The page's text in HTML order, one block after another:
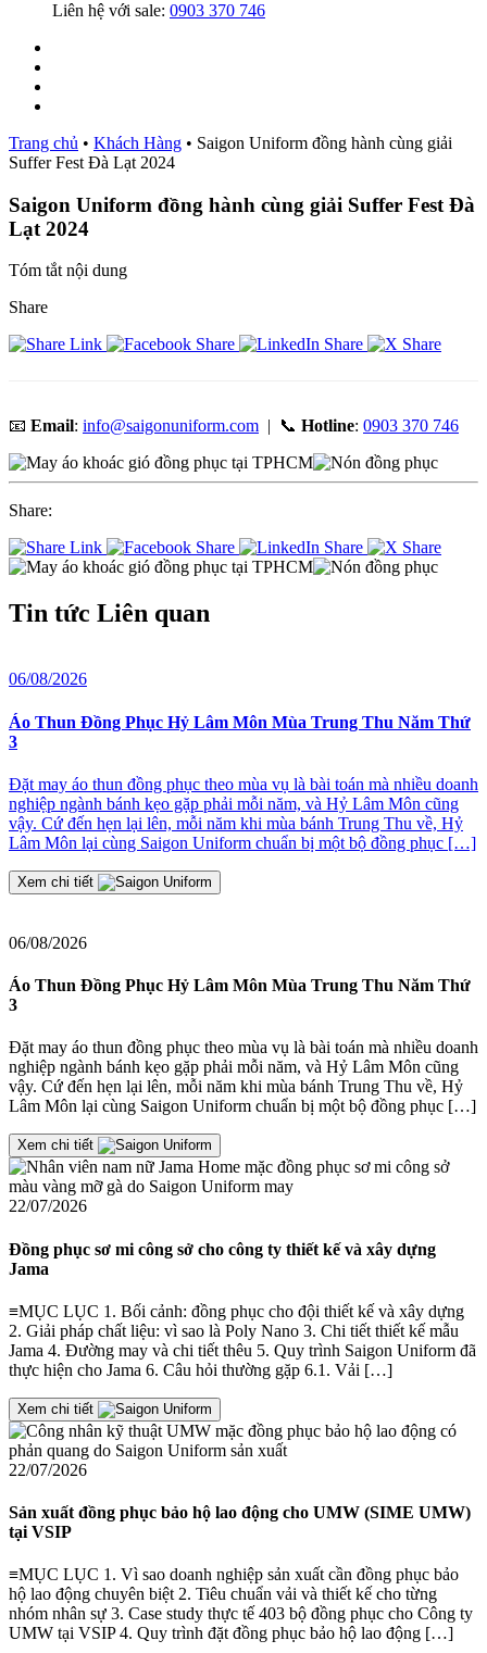
Liên hệ với sale: 0903 370 746
Trang chủ • Khách Hàng • Saigon Uniform đồng hành cùng giải
Suffer Fest Đà Lạt 2024
Saigon Uniform đồng hành cùng giải Suffer Fest Đà
Lạt 2024
Tóm tắt nội dung
Share
📧 Email: info@saigonuniform.com | 📞 Hotline: 0903 370 746
Share:
Tin tức Liên quan
06/08/2026
Áo Thun Đồng Phục Hỷ Lâm Môn Mùa Trung Thu Năm Thứ
3
Đặt may áo thun đồng phục theo mùa vụ là bài toán mà nhiều doanh
nghiệp ngành bánh kẹo gặp phải mỗi năm, và Hỷ Lâm Môn cũng
vậy. Cứ đến hẹn lại lên, mỗi năm khi mùa bánh Trung Thu về, Hỷ
Lâm Môn lại cùng Saigon Uniform chuẩn bị một bộ đồng phục […]
Xem chi tiết
06/08/2026
Áo Thun Đồng Phục Hỷ Lâm Môn Mùa Trung Thu Năm Thứ
3
Đặt may áo thun đồng phục theo mùa vụ là bài toán mà nhiều doanh
nghiệp ngành bánh kẹo gặp phải mỗi năm, và Hỷ Lâm Môn cũng
vậy. Cứ đến hẹn lại lên, mỗi năm khi mùa bánh Trung Thu về, Hỷ
Lâm Môn lại cùng Saigon Uniform chuẩn bị một bộ đồng phục […]
Xem chi tiết
22/07/2026
Đồng phục sơ mi công sở cho công ty thiết kế và xây dựng
Jama
≡MỤC LỤC 1. Bối cảnh: đồng phục cho đội thiết kế và xây dựng
2. Giải pháp chất liệu: vì sao là Poly Nano 3. Chi tiết thiết kế mẫu
Jama 4. Đường may và chi tiết thêu 5. Quy trình Saigon Uniform đã
thực hiện cho Jama 6. Câu hỏi thường gặp 6.1. Vải […]
Xem chi tiết
22/07/2026
Sản xuất đồng phục bảo hộ lao động cho UMW (SIME UMW)
tại VSIP
≡MỤC LỤC 1. Vì sao doanh nghiệp sản xuất cần đồng phục bảo
hộ lao động chuyên biệt 2. Tiêu chuẩn vải và thiết kế cho từng
nhóm nhân sự 3. Case study thực tế 403 bộ đồng phục cho Công ty
UMW tại VSIP 4. Quy trình đặt đồng phục bảo hộ lao động […]